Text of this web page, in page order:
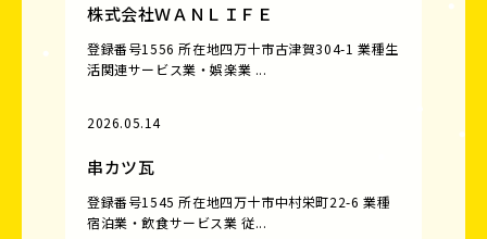
株式会社ＷＡＮＬＩＦＥ
登録番号1556 所在地四万十市古津賀304-1 業種生
活関連サービス業・娯楽業 ...
2026.05.14
串カツ瓦
登録番号1545 所在地四万十市中村栄町22-6 業種
宿泊業・飲食サービス業 従...